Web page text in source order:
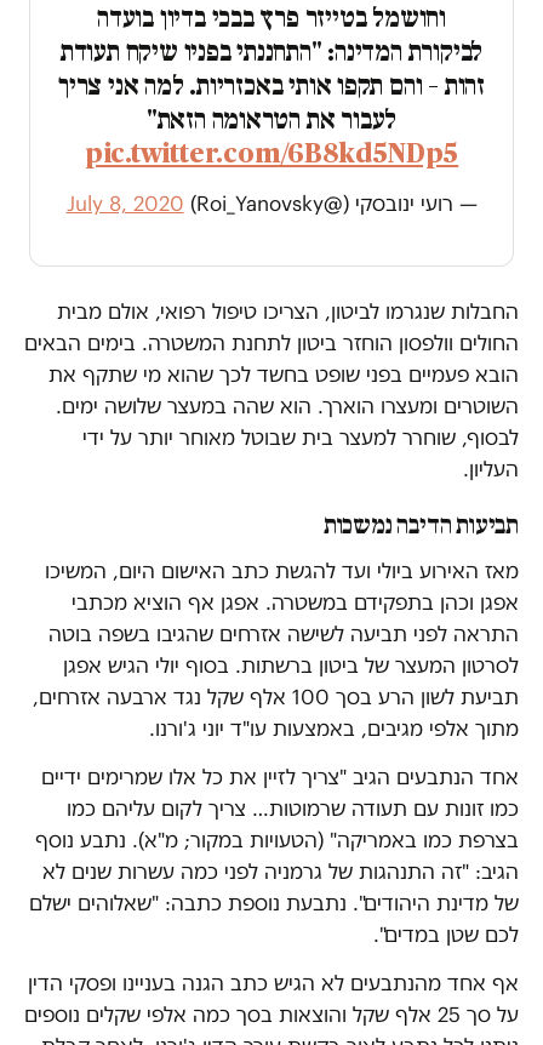
וחושמל בטייזר פרץ בבכי בדיון בועדה
לביקורת המדינה: "התחננתי בפניו שיקח תעודת
זהות – והם תקפו אותי באכזריות. למה אני צריך
לעבור את הטראומה הזאת"
pic.twitter.com/6B8kd5NDp5
— רועי ינובסקי (@Roi_Yanovsky) July 8, 2020
החבלות שנגרמו לביטון, הצריכו טיפול רפואי, אולם מבית
החולים וולפסון הוחזר ביטון לתחנת המשטרה. בימים הבאים
הובא פעמיים בפני שופט בחשד לכך שהוא מי שתקף את
השוטרים ומעצרו הוארך. הוא שהה במעצר שלושה ימים.
לבסוף, שוחרר למעצר בית שבוטל מאוחר יותר על ידי
העליון.
תביעות הדיבה נמשכות
מאז האירוע ביולי ועד להגשת כתב האישום היום, המשיכו
אפגן וכהן בתפקידם במשטרה. אפגן אף הוציא מכתבי
התראה לפני תביעה לשישה אזרחים שהגיבו בשפה בוטה
לסרטון המעצר של ביטון ברשתות. בסוף יולי הגיש אפגן
תביעת לשון הרע בסך 100 אלף שקל נגד ארבעה אזרחים,
מתוך אלפי מגיבים, באמצעות עו"ד יוני ג'ורנו.
אחד הנתבעים הגיב "צריך לזיין את כל אלו שמרימים ידיים
כמו זונות עם תעודה שרמוטות… צריך לקום עליהם כמו
בצרפת כמו באמריקה" (הטעויות במקור; מ"א). נתבע נוסף
הגיב: "זה התנהגות של גרמניה לפני כמה עשרות שנים לא
של מדינת היהודים". נתבעת נוספת כתבה: "שאלוהים ישלם
לכם שטן במדים".
אף אחד מהנתבעים לא הגיש כתב הגנה בעניינו ופסקי הדין
על סך 25 אלף שקל והוצאות בסך כמה אלפי שקלים נוספים